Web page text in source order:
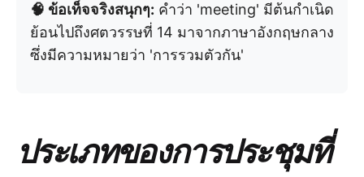
🧠 ข้อเท็จจริงสนุกๆ: คำว่า 'meeting' มีต้นกำเนิด
ย้อนไปถึงศตวรรษที่ 14 มาจากภาษาอังกฤษกลาง
ซึ่งมีความหมายว่า 'การรวมตัวกัน'
ประเภทของการประชุมที่